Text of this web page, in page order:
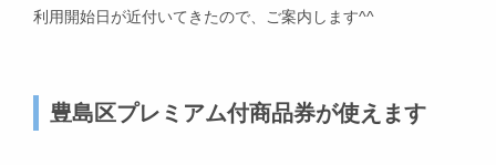
利用開始日が近付いてきたので、ご案内します^^
豊島区プレミアム付商品券が使えます